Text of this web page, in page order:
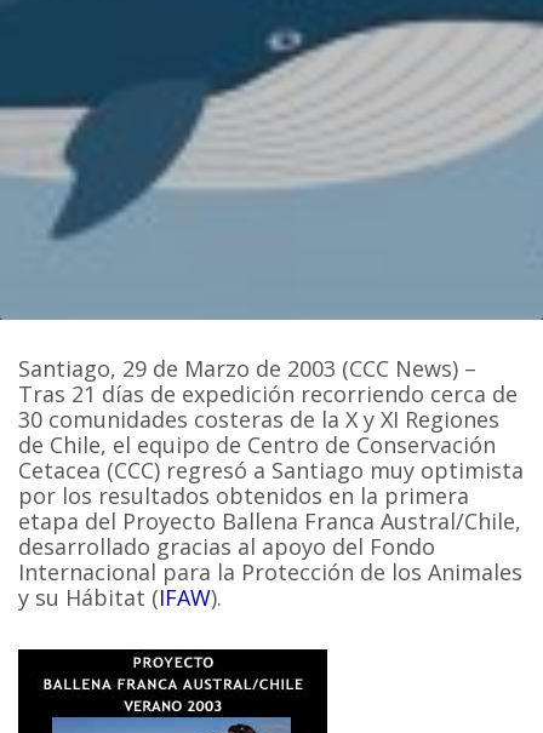
Santiago, 29 de Marzo de 2003 (CCC News) –
Tras 21 días de expedición recorriendo cerca de
30 comunidades costeras de la X y XI Regiones
de Chile, el equipo de Centro de Conservación
Cetacea (CCC) regresó a Santiago muy optimista
por los resultados obtenidos en la primera
etapa del Proyecto Ballena Franca Austral/Chile,
desarrollado gracias al apoyo del Fondo
Internacional para la Protección de los Animales
y su Hábitat (IFAW).